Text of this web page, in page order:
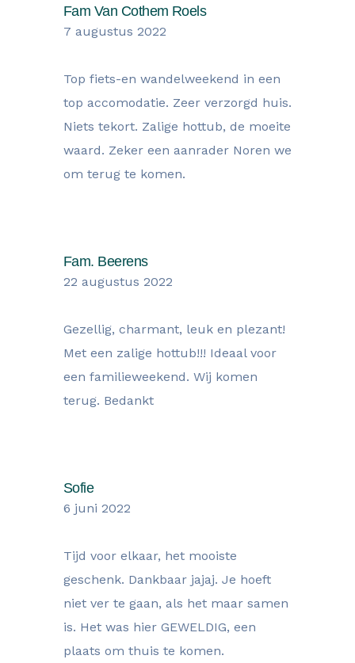
Fam Van Cothem Roels
7 augustus 2022
Top fiets-en wandelweekend in een
top accomodatie. Zeer verzorgd huis.
Niets tekort. Zalige hottub, de moeite
waard. Zeker een aanrader Noren we
om terug te komen.
Fam. Beerens
22 augustus 2022
Gezellig, charmant, leuk en plezant!
Met een zalige hottub!!! Ideaal voor
een familieweekend. Wij komen
terug. Bedankt
Sofie
6 juni 2022
Tijd voor elkaar, het mooiste
geschenk. Dankbaar jajaj. Je hoeft
niet ver te gaan, als het maar samen
is. Het was hier GEWELDIG, een
plaats om thuis te komen.